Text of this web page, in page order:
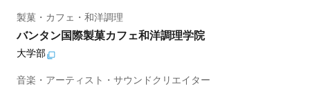
製菓・カフェ・和洋調理
バンタン国際製菓カフェ和洋調理学院
大学部
音楽・アーティスト・サウンドクリエイター